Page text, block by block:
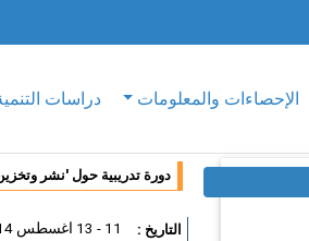
الإحصاءات والمعلومات دراسات
دورة تدريبية حول 'نشر
التاريخ : 11 - 13 اغسطس 2014